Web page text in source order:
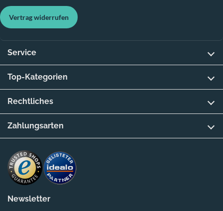
Newsletter
Vertrag widerrufen
Service
Top-Kategorien
Rechtliches
Zahlungsarten